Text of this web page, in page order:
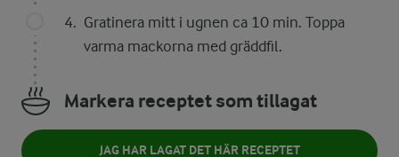
Gratinera mitt i ugnen ca 10 min. Toppa
varma mackorna med gräddfil.
Markera receptet som tillagat
JAG HAR LAGAT DET HÄR RECEPTET